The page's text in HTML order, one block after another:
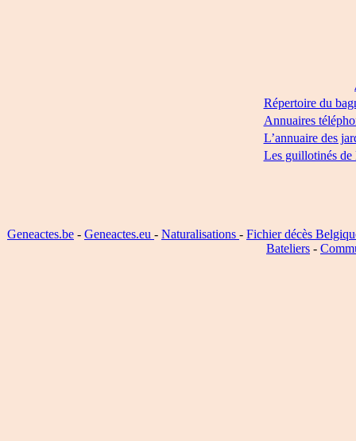
Répertoire du
Annuaires
L’annuaire des
Les guillotinés de
Geneactes.be - Geneactes.eu - Naturalisations - Fichier décès
Bateliers -